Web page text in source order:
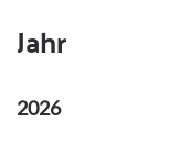
Jahr
2026